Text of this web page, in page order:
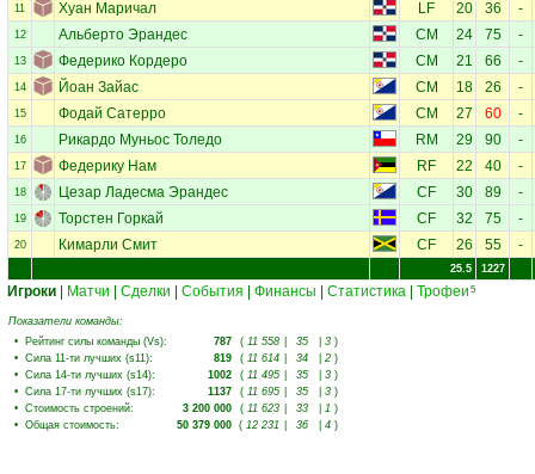
11 Хуан Маричал LF 20 36 -
12 Альберто Эрандес CM 24 75 -
13 Федерико Кордеро CM 21 66 -
14 Йоан Зайас CM 18 26 -
15 Фодай Сатерро CM 27 60 -
16 Рикардо Муньос Толедо RM 29 90 -
17 Федерику Нам RF 22 40 -
18 Цезар Ладесма Эрандес CF 30 89 -
19 Торстен Горкай CF 32 75 -
20 Кимарли Смит CF 26 55 -
25.5 1227
Игроки Матчи Сделки События Финансы Статистика Трофеи 5
Показатели команды:
• Рейтинг силы команды (Vs): 787 ( 11 558 35 3 )
• Сила 11-ти лучших (s11): 819 ( 11 614 34 2 )
• Сила 14-ти лучших (s14): 1002 ( 11 495 35 3 )
• Сила 17-ти лучших (s17): 1137 ( 11 695 35 3 )
• Стоимость строений: 3 200 000 ( 11 623 33 1 )
• Общая стоимость: 50 379 000 ( 12 231 36 4 )